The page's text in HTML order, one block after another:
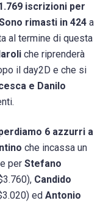
iscrizioni per
rimasti in 424 a
al termine di questa
che riprenderà
il day2D e che si
e Danilo
6 azzurri a
che incassa un
per Stefano
Candido
ed Antonio